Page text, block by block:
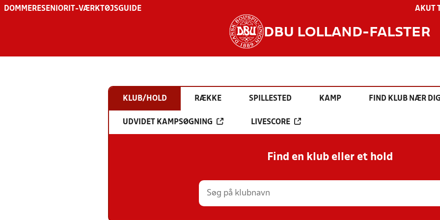
DOMMERESENIOR IT-VÆRKTØJSGUIDE AKUT
DBU LOLLAND-FALSTER
KLUB/HOLD RÆKKE SPILLESTED KAMP FIND KLUB NÆR
UDVIDET KAMPSØGNING LIVESCORE
Find en klub eller et hold